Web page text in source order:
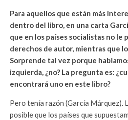
Para aquellos que están más
dentro del libro, en una carta
que en los países socialistas no le
derechos de autor, mientras que
Sorprende tal vez porque
izquierda, ¿no? La pregunta es:
encontrará uno en este libro?
Pero tenía razón (García Márquez).
posible que los países que